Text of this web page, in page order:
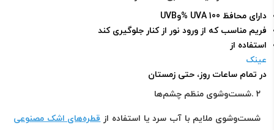
دارای محافظ 100
% UVAوUVB
فریم مناسب که از ورود نور از کنار جلوگیری کند
استفاده از
عینک
در تمام ساعات روز، حتی زمستان
۲ .شست‌وشوی منظم چشم‌ها
شست‌وشوی ملایم با آب سرد یا استفاده ازقطره‌های اشک مصنوعی